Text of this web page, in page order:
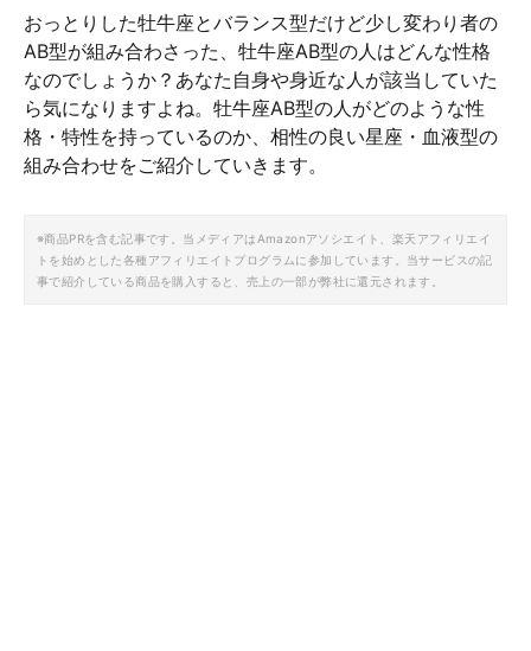
おっとりした牡牛座とバランス型だけど少し変わり者の
AB型が組み合わさった、牡牛座AB型の人はどんな性格
なのでしょうか？あなた自身や身近な人が該当していた
ら気になりますよね。牡牛座AB型の人がどのような性
格・特性を持っているのか、相性の良い星座・血液型の
組み合わせをご紹介していきます。
※商品PRを含む記事です。当メディアはAmazonアソシエイト、楽天アフィリエイ
トを始めとした各種アフィリエイトプログラムに参加しています。当サービスの記
事で紹介している商品を購入すると、売上の一部が弊社に還元されます。